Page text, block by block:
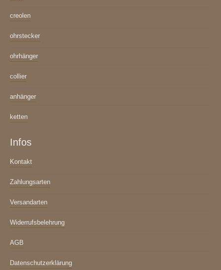
creolen
ohrstecker
ohrhänger
collier
anhänger
ketten
Infos
Kontakt
Zahlungsarten
Versandarten
Widerrufsbelehrung
AGB
Datenschutzerklärung